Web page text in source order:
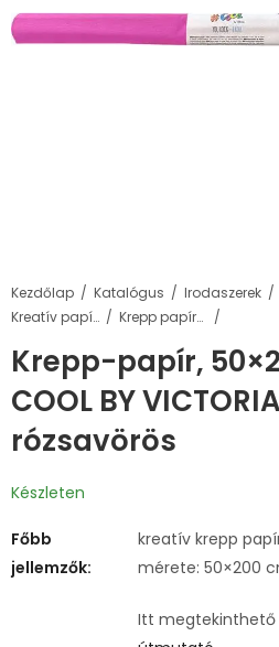
Kezdőlap Katalógus Irodaszerek
Kreatív papírok
Krepp papírok
Krepp-papír,
COOL BY
rózsavörös
Készleten
Főbb
jellemzők:
kreatív krepp
mérete: 50×200
Itt